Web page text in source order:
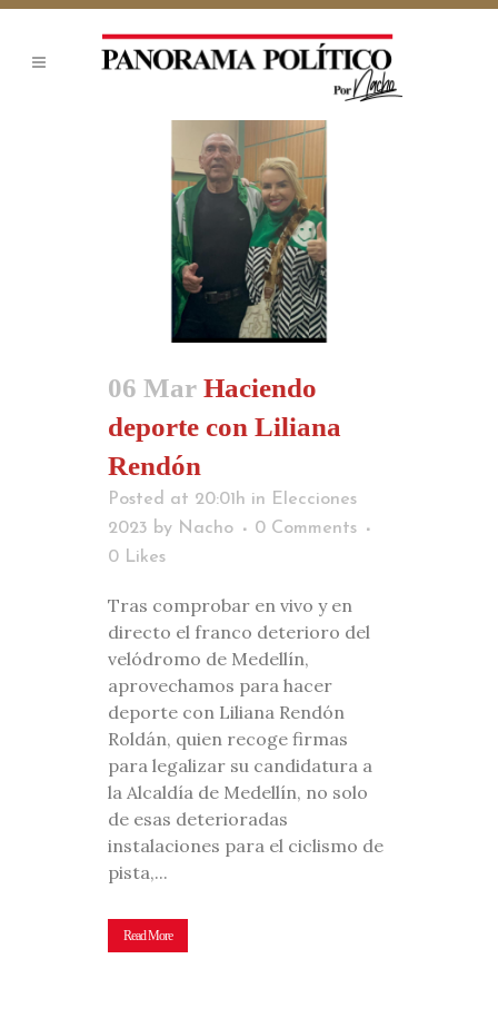
06 Mar Haciendo
deporte con Liliana
Rendón
Posted at 20:01h in
Elecciones
2023 by Nacho
0 Comments
0 Likes
Tras comprobar en vivo y en
directo el franco deterioro del
velódromo de Medellín,
aprovechamos para hacer
deporte con Liliana Rendón
Roldán, quien recoge firmas
para legalizar su candidatura a
la Alcaldía de Medellín, no solo
de esas deterioradas
instalaciones para el ciclismo de
pista,...
Read More